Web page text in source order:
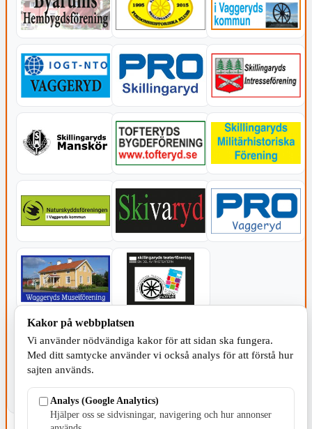
KOMMUNEN
Kakor på webbplatsen
Vi använder nödvändiga kakor för att sidan ska fungera.
Med ditt samtycke använder vi också analys för att förstå hur
sajten används.
Analys (Google Analytics)
Hjälper oss se sidvisningar, navigering och hur annonser